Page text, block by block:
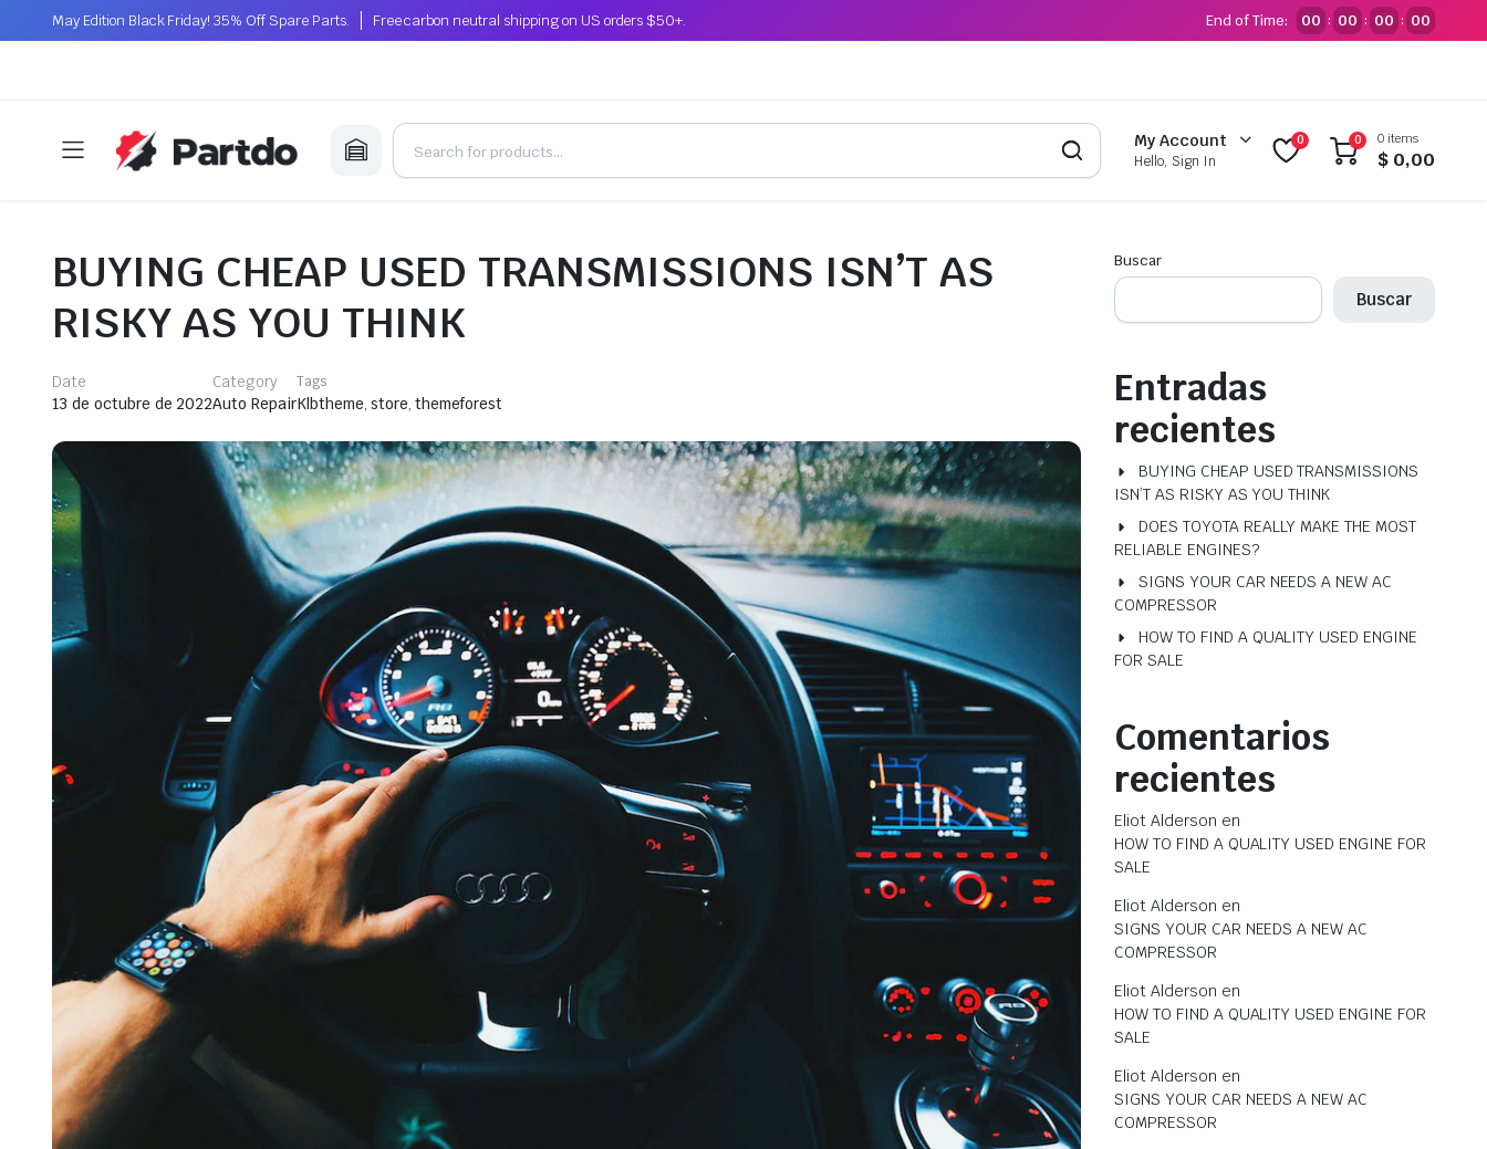
May Edition Black Friday! 35% Off Spare Parts. Free carbon neutral shipping on US orders $50+. End of Time: 00 : 00 : 00 : 00
My Account
Hello, Sign In
0 0 0 items
$ 0,00
BUYING CHEAP USED TRANSMISSIONS ISN’T AS
RISKY AS YOU THINK
Date
13 de octubre de 2022
Category
Auto Repair
Tags
Klbtheme store themeforest
Buscar
Buscar
Entradas
recientes
BUYING CHEAP USED TRANSMISSIONS
ISN’T AS RISKY AS YOU THINK
DOES TOYOTA REALLY MAKE THE MOST
RELIABLE ENGINES?
SIGNS YOUR CAR NEEDS A NEW AC
COMPRESSOR
HOW TO FIND A QUALITY USED ENGINE
FOR SALE
Comentarios
recientes
Eliot Alderson en
HOW TO FIND A QUALITY USED ENGINE FOR
SALE
Eliot Alderson en
SIGNS YOUR CAR NEEDS A NEW AC
COMPRESSOR
Eliot Alderson en
HOW TO FIND A QUALITY USED ENGINE FOR
SALE
Eliot Alderson en
SIGNS YOUR CAR NEEDS A NEW AC
COMPRESSOR